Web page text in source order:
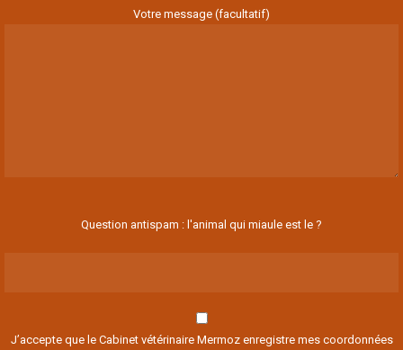
Votre message (facultatif)
Question antispam : l'animal qui miaule est le ?
J’accepte que le Cabinet vétérinaire Mermoz enregistre mes coordonnées